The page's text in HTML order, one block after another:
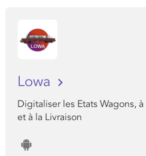
Lowa
Digitaliser les Etats Wagons,
et à la Livraison